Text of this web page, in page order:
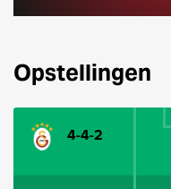
Opstellingen
4-4-2